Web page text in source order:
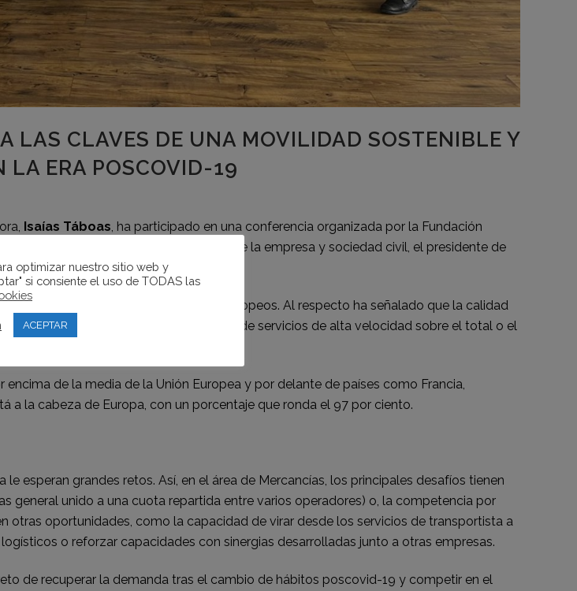
LAS CLAVES DE UNA MOVILIDAD SOSTENIBLE Y
LA ERA POSCOVID-19
Isaías Táboas, ha participado en una conferencia organizada por la Fundación
Ante representantes del mundo de la empresa y sociedad civil, el presidente de
comparación con sus homólogos europeos. Al respecto ha señalado que la calidad
y de larga distancia, el porcentaje de servicios de alta velocidad sobre el total o el
de la media europea.
de la media de la Unión Europea y por delante de países como Francia,
a la cabeza de Europa, con un porcentaje que ronda el 97 por ciento.
esperan grandes retos. Así, en el área de Mercancías, los principales desafíos tienen
unido a una cuota repartida entre varios operadores) o, la competencia por
otras oportunidades, como la capacidad de virar desde los servicios de transportista a
o reforzar capacidades con sinergias desarrolladas junto a otras empresas.
de recuperar la demanda tras el cambio de hábitos poscovid-19 y competir en el
optimizar nuestro sitio web y
si consiente el uso de TODAS las
ACEPTAR